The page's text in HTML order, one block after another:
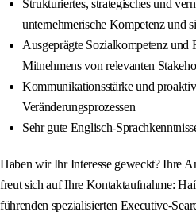
Strukturiertes, strategisches und
unternehmerische Kompetenz und
Ausgeprägte Sozialkompetenz und
Mitnehmens von relevanten
Kommunikationsstärke und
Veränderungsprozessen
Sehr gute Englisch-
Haben wir Ihr Interesse geweckt? Ihre
freut sich auf Ihre Kontaktaufnahme:
führenden spezialisierten Executive-